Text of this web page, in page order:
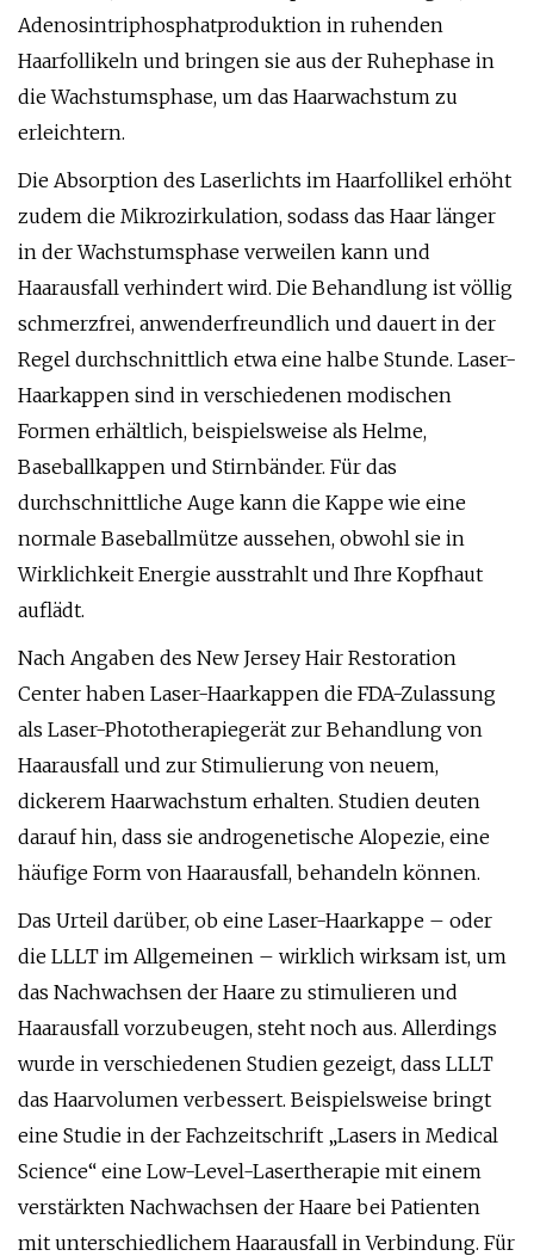
Adenosintriphosphatproduktion in ruhenden
Haarfollikeln und bringen sie aus der Ruhephase in
die Wachstumsphase, um das Haarwachstum zu
erleichtern.
Die Absorption des Laserlichts im Haarfollikel erhöht
zudem die Mikrozirkulation, sodass das Haar länger
in der Wachstumsphase verweilen kann und
Haarausfall verhindert wird. Die Behandlung ist völlig
schmerzfrei, anwenderfreundlich und dauert in der
Regel durchschnittlich etwa eine halbe Stunde. Laser-
Haarkappen sind in verschiedenen modischen
Formen erhältlich, beispielsweise als Helme,
Baseballkappen und Stirnbänder. Für das
durchschnittliche Auge kann die Kappe wie eine
normale Baseballmütze aussehen, obwohl sie in
Wirklichkeit Energie ausstrahlt und Ihre Kopfhaut
auflädt.
Nach Angaben des New Jersey Hair Restoration
Center haben Laser-Haarkappen die FDA-Zulassung
als Laser-Phototherapiegerät zur Behandlung von
Haarausfall und zur Stimulierung von neuem,
dickerem Haarwachstum erhalten. Studien deuten
darauf hin, dass sie androgenetische Alopezie, eine
häufige Form von Haarausfall, behandeln können.
Das Urteil darüber, ob eine Laser-Haarkappe – oder
die LLLT im Allgemeinen – wirklich wirksam ist, um
das Nachwachsen der Haare zu stimulieren und
Haarausfall vorzubeugen, steht noch aus. Allerdings
wurde in verschiedenen Studien gezeigt, dass LLLT
das Haarvolumen verbessert. Beispielsweise bringt
eine Studie in der Fachzeitschrift „Lasers in Medical
Science“ eine Low-Level-Lasertherapie mit einem
verstärkten Nachwachsen der Haare bei Patienten
mit unterschiedlichem Haarausfall in Verbindung. Für